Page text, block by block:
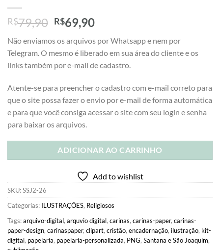
R$79,90 O
preço
original
era:
R$79,90.
R$69,90O
atual
é:
R$69,90.
Não enviamos os arquivos por Whatsapp e nem por
Telegram. O mesmo é liberado em sua área do cliente e os
links também por e-mail de cadastro.
Atente-se para preencher o cadastro com e-mail correto para
que o site possa fazer o envio por e-mail de forma automática
e para que você consiga acessar o site com seu login e senha
para baixar os arquivos.
ADICIONAR AO CARRINHO
Add to wishlist
SKU:SSJ2-26
Categorias: ILUSTRAÇÕES, Religiosos
Tags:arquivo-digital, arquvio digital, carinas, carinas-paper, carinas-
paper-design, carinaspaper, clipart, cristão, encadernação, ilustração, kit-
digital, papelaria, papelaria-personalizada, PNG, Santana e São Joaquim,